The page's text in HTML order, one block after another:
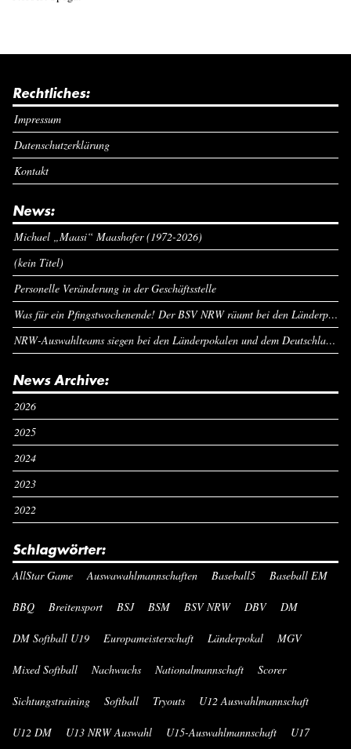
Rechtliches:
Impressum
Datenschutzerklärung
Kontakt
News:
Michael „Maasi“ Maashofer (1972-2026)
(kein Titel)
Personelle Veränderung in der Geschäftsstelle
Was für ein Pfingstwochenende! Der BSV NRW räumt bei den Länderpokalen ab
NRW-Auswahlteams siegen bei den Länderpokalen und dem Deutschlandcup an Pfingsten
News Archive:
2026
2025
2024
2023
2022
Schlagwörter:
AllStar Game Auswawahlmannschaften Baseball5 Baseball EM
BBQ Breitensport BSJ BSM BSV NRW DBV DM
DM Softball U19 Europameisterschaft Länderpokal MGV
Mixed Softball Nachwuchs Nationalmannschaft Scorer
Sichtungstraining Softball Tryouts U12 Auswahlmannschaft
U12 DM U13 NRW Auswahl U15-Auswahlmannschaft U17